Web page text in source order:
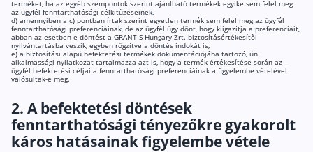
Egészségbiztosítás
Egészségbiztosítás cégeknek
Magán egészségbiztosítás 💊
Betegbiztosítás
Egészségpénztár – Spórolj évi akár 150 ezer
Egészségbiztosítás kalkulátor
terméket, ha az egyéb szempontok szerint ajánlható termékek egyike sem felel meg
az ügyfél fenntarthatósági célkitűzéseinek,
d) amennyiben a c) pontban írtak szerint egyetlen termék sem felel meg az ügyfél
fenntarthatósági preferenciáinak, de az ügyfél úgy dönt, hogy kiigazítja a preferenciáit,
abban az esetben e döntést a GRANTIS Hungary Zrt. biztosításértékesítői
nyilvántartásba veszik, egyben rögzítve a döntés indokát is,
e) a biztosítási alapú befektetési termékek dokumentációjába tartozó, ún.
alkalmassági nyilatkozat tartalmazza azt is, hogy a termék értékesítése során az
ügyfél befektetési céljai a fenntarthatósági preferenciáinak a figyelembe vételével
valósultak-e meg.
2. A befektetési döntések
fenntarthatósági tényezőkre gyakorolt
káros hatásainak figyelembe vétele